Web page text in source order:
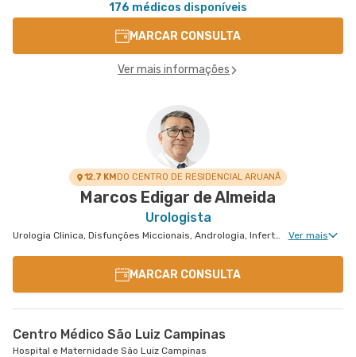
176 médicos disponíveis
MARCAR CONSULTA
Ver mais informações
12.7 KMDO CENTRO DE RESIDENCIAL ARUANÃ
Marcos Edigar de Almeida
Urologista
Urologia Clinica, Disfunções Miccionais, Andrologia, Infertilidade Masculina, Urologia Oncológica, Cirurgia Robótica Urológica, Urologia Pediátrica, Cirurgia Urológica Ver mais
MARCAR CONSULTA
Centro Médico São Luiz Campinas
Hospital e Maternidade São Luiz Campinas